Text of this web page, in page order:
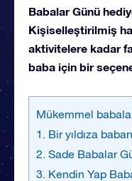
Babalar Günü
Kişiselleştirilmiş
aktivitelere kadar
baba için bir
Mükemmel
1. Bir yıldıza
2. Sade Babalar
3. Kendin Yap